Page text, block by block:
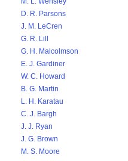
D. R. Parsons
J. M. LeCren
G. R. Lill
G. H. Malcolmson
E. J. Gardiner
W. C. Howard
B. G. Martin
L. H. Karatau
C. J. Bargh
J. J. Ryan
J. G. Brown
M. S. Moore